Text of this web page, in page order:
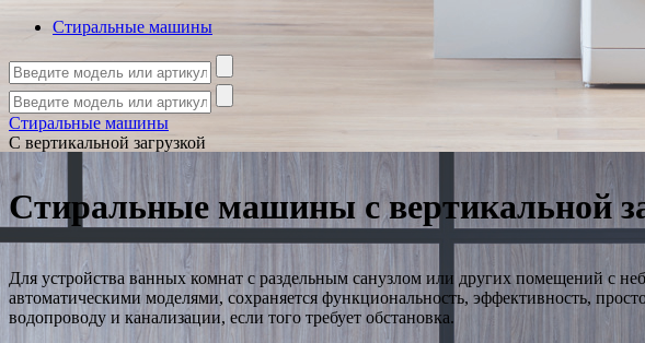
Стиральные машины
Стиральные машины
С вертикальной загрузкой
Стиральные машины с вертикальной
Для устройства ванных комнат с раздельным санузлом или других помещений с
автоматическими моделями, сохраняется функциональность, эффективность,
водопроводу и канализации, если того требует обстановка.